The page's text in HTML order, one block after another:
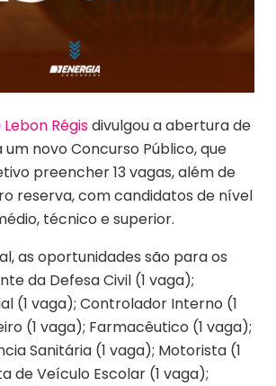
Régisdivulgou a abertura de
novo Concurso Público, que
preencher 13 vagas, além de
reserva, com candidatos de nível
técnico e superior.
as oportunidades são para os
da Defesa Civil (1 vaga);
(1 vaga); Controlador Interno (1
(1 vaga); Farmacêutico (1 vaga);
Sanitária (1 vaga); Motorista (1
de Veículo Escolar (1 vaga);